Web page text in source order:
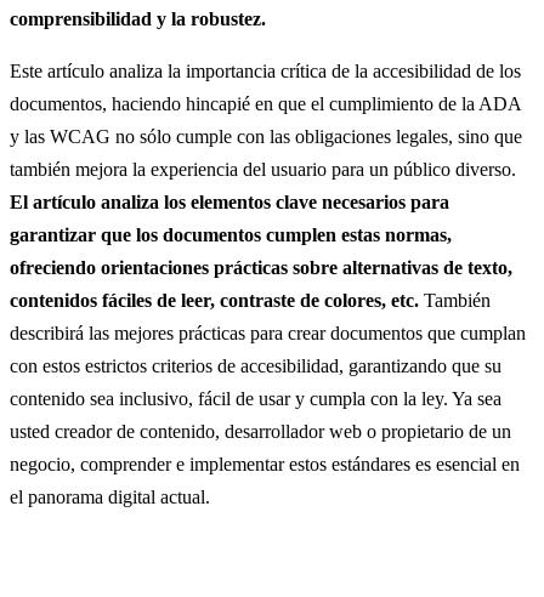
comprensibilidad y la robustez.
Este artículo analiza la importancia crítica de la accesibilidad de los
documentos, haciendo hincapié en que el cumplimiento de la ADA
y las WCAG no sólo cumple con las obligaciones legales, sino que
también mejora la experiencia del usuario para un público diverso.
El artículo analiza los elementos clave necesarios para
garantizar que los documentos cumplen estas normas,
ofreciendo orientaciones prácticas sobre alternativas de texto,
contenidos fáciles de leer, contraste de colores, etc. También
describirá las mejores prácticas para crear documentos que cumplan
con estos estrictos criterios de accesibilidad, garantizando que su
contenido sea inclusivo, fácil de usar y cumpla con la ley. Ya sea
usted creador de contenido, desarrollador web o propietario de un
negocio, comprender e implementar estos estándares es esencial en
el panorama digital actual.